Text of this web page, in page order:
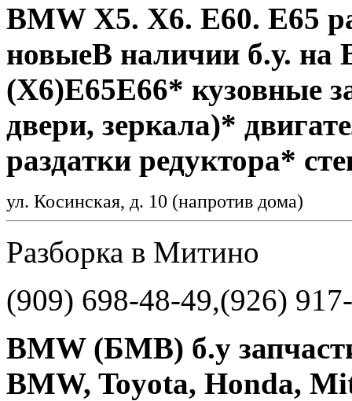
BMW Х5. Х6. Е60. Е65
новыеВ наличии б.у. на
(X6)Е65Е66* кузовные
двери, зеркала)*
раздатки редуктора*
ул. Косинская, д. 10 (напротив дома)
Разборка в Митино
(909) 698-48-49,(926)
BMW (БМВ) б.у
BMW, Toyota, Honda,